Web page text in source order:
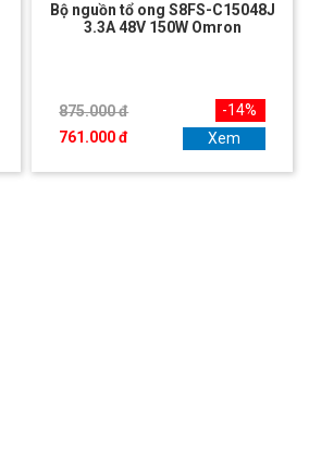
Bộ nguồn tổ ong S8FS-C15048J
3.3A 48V 150W Omron
875.000 đ
761.000 đ
-14%
Xem